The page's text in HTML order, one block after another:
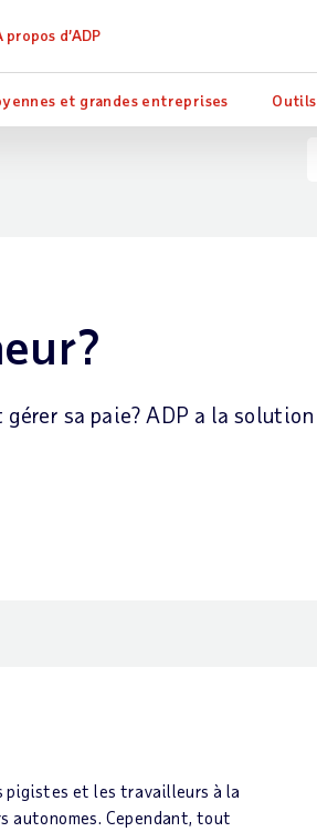
propos d’ADP
et grandes entreprises Outils
gérer sa paie? ADP a la solution
pigistes et les travailleurs à la
autonomes. Cependant, tout